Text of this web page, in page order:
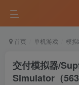
首页 单机游戏 模
交付模拟器/
Simulator（